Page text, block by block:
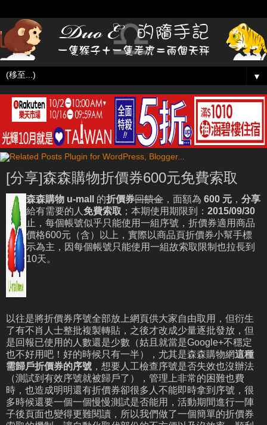
▼
[分享]森森購物折價券600元免費索取
森森購物 u-mall 的折價券回饋金 ，面額為 600 元 ， 分享
給有需要的人 免費索取 ；本期使用期限到： 2015/09/30
止，每個帳號似乎只能使用一組序號，折價券適用商品
價格600元（含）以上，實際以商品頁折價券小幫手標
示為主，因每個帳號只能使用一組故索取限制也拉長到
10天。
以往是將折價券序號全部放上網頁供大家自由取用，但衍生
了有不肖人士整批複製轉貼，之後才改成少量逐批發放，但
是回報已使用的人數還是少數（姑且就當是Google+不穩定
也不好用吧！好的時候只有一半），尤其是森森購物網這種
需歸戶折價券的序號 ，想要人工檢查序號是否失效也沒辦法
（測試到有效序號就被歸戶了），管理上非常的困難也費
時，也造成明明還有折價券卻很多人不能即時拿到序號，很
多時候還要一個一個慢慢測試是否能用，活動期間進行一陣
子後頁面也變得更難閱讀，所以我們做了一個簡單的折價券